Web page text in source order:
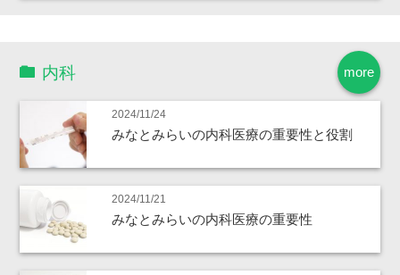
more
内科
2024/11/24
みなとみらいの内科医療の重要性と役割
2024/11/21
みなとみらいの内科医療の重要性